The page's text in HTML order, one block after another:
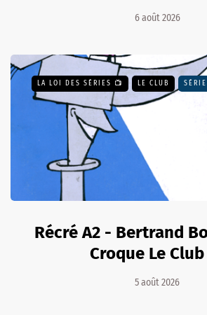
6 août 2026
LA LOI DES SÉRIES 📺 LE CLUB
Récré A2 - Bertrand
Croque Le Club
5 août 2026